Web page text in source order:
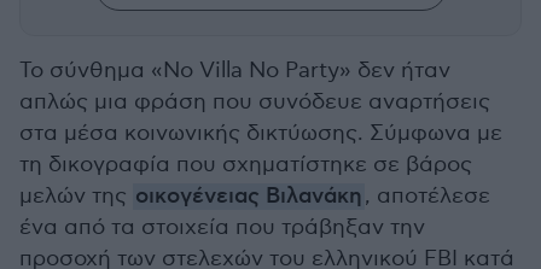
Το σύνθημα «No Villa No Party» δεν ήταν
απλώς μια φράση που συνόδευε αναρτήσεις
στα μέσα κοινωνικής δικτύωσης. Σύμφωνα με
τη δικογραφία που σχηματίστηκε σε βάρος
μελών της οικογένειας Βιλανάκη, αποτέλεσε
ένα από τα στοιχεία που τράβηξαν την
προσοχή των στελεχών του ελληνικού FBI κατά